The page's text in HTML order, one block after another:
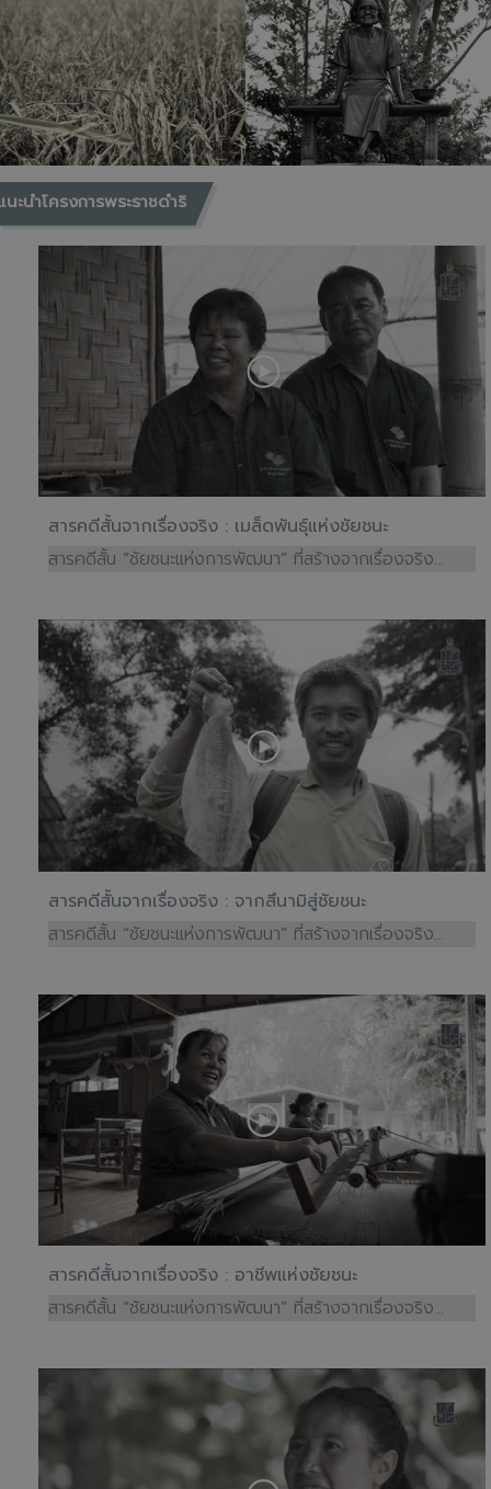
นะนำโครงการพระราชดำริ
สารคดีสั้นจากเรื่องจริง : เมล็ดพันธุ์แห่งชัยชนะ
สารคดีสั้น “ชัยชนะแห่งการพัฒนา” ที่สร้างจากเรื่องจริง...
สารคดีสั้นจากเรื่องจริง : จากสึนามิสู่ชัยชนะ
สารคดีสั้น “ชัยชนะแห่งการพัฒนา” ที่สร้างจากเรื่องจริง...
สารคดีสั้นจากเรื่องจริง : อาชีพแห่งชัยชนะ
สารคดีสั้น “ชัยชนะแห่งการพัฒนา” ที่สร้างจากเรื่องจริง...